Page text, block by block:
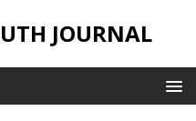
JOURNAL